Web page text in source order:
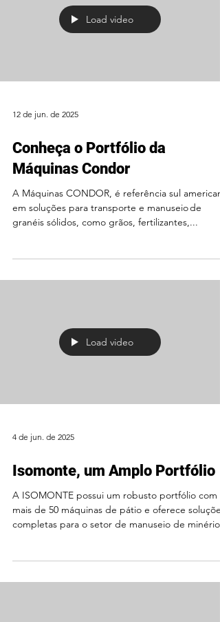
Load video
12 de jun. de 2025
Conheça o Portfólio da
Máquinas Condor
A Máquinas CONDOR, é referência sul
em soluções para transporte e manuseio de
granéis sólidos, como grãos, fertilizantes,...
Load video
4 de jun. de 2025
Isomonte, um Amplo Portfólio
A ISOMONTE possui um robusto portfólio com
mais de 50 máquinas de pátio e oferece soluções
completas para o setor de manuseio de